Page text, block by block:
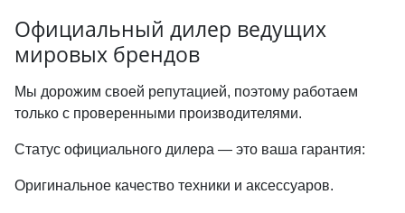
Официальный дилер ведущих
мировых брендов
Мы дорожим своей репутацией, поэтому работаем
только с проверенными производителями.
Статус официального дилера — это ваша гарантия:
Оригинальное качество техники и аксессуаров.